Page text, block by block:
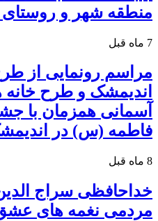
منطقه شهر و
7 ماه قبل
مراسم رونمایی از
اندیمشک و طرح خانه
آسمانی همزمان با
فاطمه (س) در
8 ماه قبل
خداحافظی سراج
مردمی نغمه های